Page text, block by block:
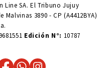
Line SA. El Tribuno Jujuy
Malvinas 3890 - CP (A4412BYA)
Edición N°: 10787